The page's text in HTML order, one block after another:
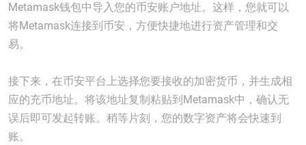
Metamask钱包中导入您的币安账户地址。这样，您就可以
将Metamask连接到币安，方便快捷地进行资产管理和交
易。
接下来，在币安平台上选择您要接收的加密货币，并生成相
应的充币地址。将该地址复制粘贴到Metamask中，确认无
误后即可发起转账。稍等片刻，您的数字资产将会快速到
账。